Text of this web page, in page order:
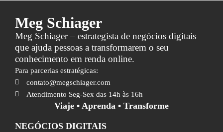
Meg Schiager
Meg Schiager – estrategista de negócios digitais
que ajuda pessoas a transformarem o seu
conhecimento em renda online.
Para parcerias estratégicas:
contato@megschiager.com
Atendimento Seg-Sex das 14h às 16h
Viaje • Aprenda • Transforme
NEGÓCIOS DIGITAIS